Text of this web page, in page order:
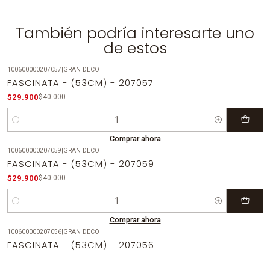
También podría interesarte uno
de estos
100600000207057|GRAN DECO
FASCINATA - (53CM) - 207057
$29.900$40.000
Cantidad
Comprar ahora
100600000207059|GRAN DECO
FASCINATA - (53CM) - 207059
$29.900$40.000
Cantidad
Comprar ahora
100600000207056|GRAN DECO
FASCINATA - (53CM) - 207056